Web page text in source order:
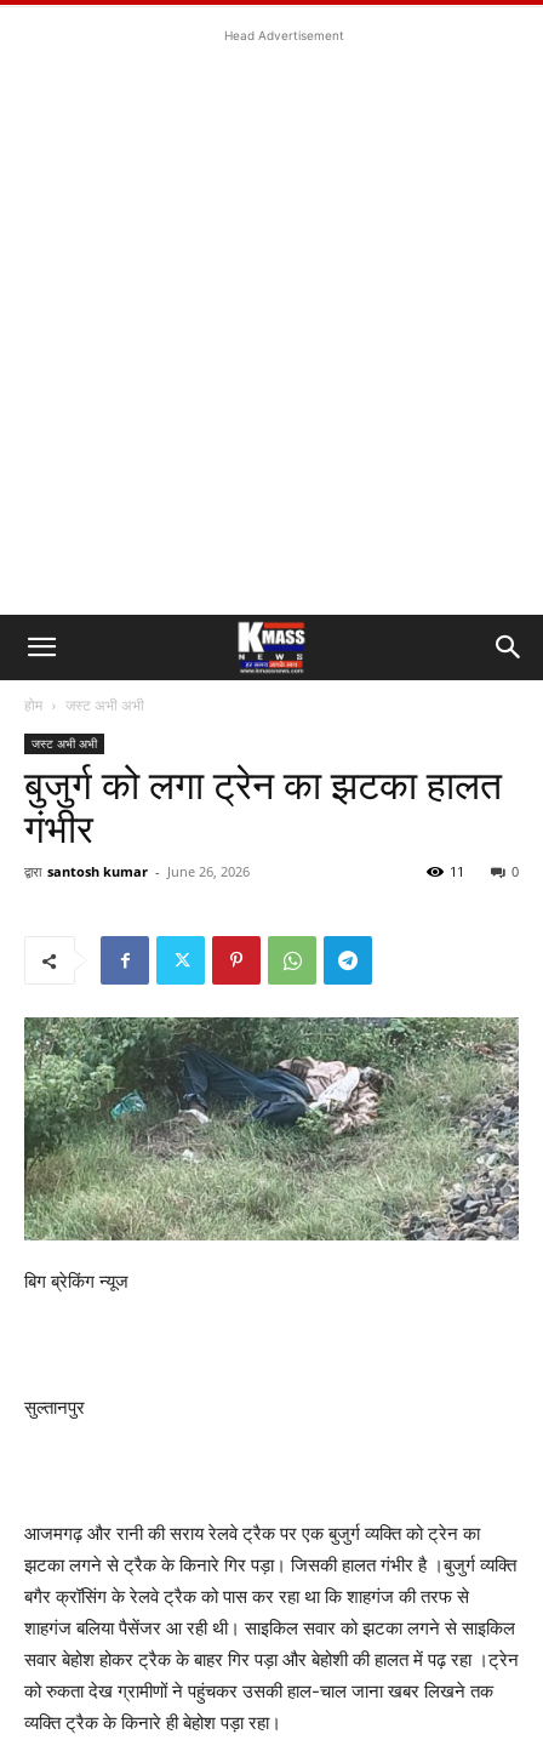
Head Advertisement
होम जस्ट अभी अभी
जस्ट अभी अभी
बुजुर्ग को लगा ट्रेन का झटका हालत
गंभीर
द्वारा santosh kumar - June 26, 2026 0
11
बिग ब्रेकिंग न्यूज
सुल्तानपुर
आजमगढ़ और रानी की सराय रेलवे ट्रैक पर एक बुजुर्ग व्यक्ति को ट्रेन का
झटका लगने से ट्रैक के किनारे गिर पड़ा। जिसकी हालत गंभीर है ।बुजुर्ग व्यक्ति
बगैर क्रॉसिंग के रेलवे ट्रैक को पास कर रहा था कि शाहगंज की तरफ से
शाहगंज बलिया पैसेंजर आ रही थी। साइकिल सवार को झटका लगने से साइकिल
सवार बेहोश होकर ट्रैक के बाहर गिर पड़ा और बेहोशी की हालत में पढ़ रहा ।ट्रेन
को रुकता देख ग्रामीणों ने पहुंचकर उसकी हाल-चाल जाना खबर लिखने तक
व्यक्ति ट्रैक के किनारे ही बेहोश पड़ा रहा।